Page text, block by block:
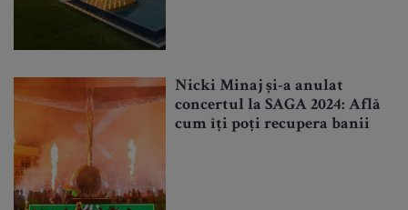
Nicki Minaj și-a anulat
concertul la SAGA 2024: Află
cum îți poți recupera banii